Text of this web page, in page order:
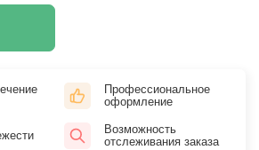
Профессиональное
оформление
Возможность
отслеживания заказа